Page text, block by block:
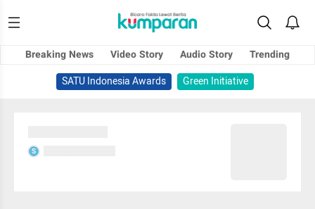
Breaking News Video Story Audio Story
Trending
SATU Indonesia Awards
Green Initiative
S